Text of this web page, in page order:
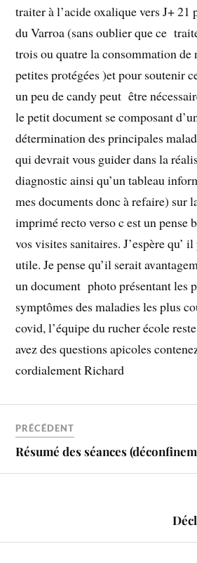
traiter à l’acide oxalique vers J+ 21
du Varroa (sans oublier que ce
trois ou quatre la consommation de
petites protégées )et pour soutenir
un peu de candy peut être
le petit document se composant
détermination des principales
qui devrait vous guider dans la
diagnostic ainsi qu’un tableau
mes documents donc à refaire) sur
imprimé recto verso c est un pense
vos visites sanitaires. J’espère qu’
utile. Je pense qu’il serait
un document photo présentant les
symptômes des maladies les plus
covid, l’équipe du rucher école
avez des questions apicoles
cordialement Richard
PRÉCÉDENT
Résumé des séances